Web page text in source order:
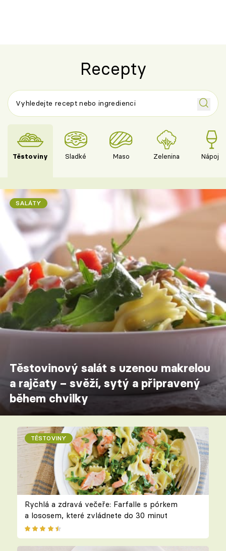
Recepty
Těstoviny Sladké Maso Zelenina Nápoje
SALÁTY
Těstovinový salát s uzenou makrelou
a rajčaty – svěží, sytý a připravený
během chvilky
TĚSTOVINY
Rychlá a zdravá večeře: Farfalle s pórkem
a lososem, které zvládnete do 30 minut